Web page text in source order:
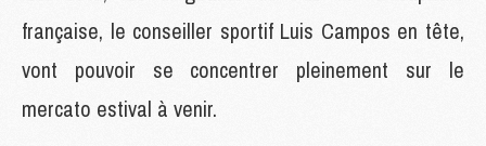
française, le conseiller sportif Luis Campos en tête,
vont pouvoir se concentrer pleinement sur le
mercato estival à venir.